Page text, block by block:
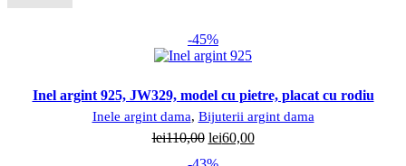
-45%
Inel argint 925, JW329, model cu pietre, placat cu rodiu
Inele argint dama, Bijuterii argint dama
lei110,00 Prețul
lei60,00Prețul